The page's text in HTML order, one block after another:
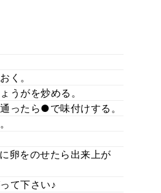
く。
うがを炒める。
ったら●で味付けする。
卵をのせたら出来上が
て下さい♪